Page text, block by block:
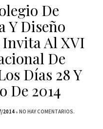
De
Y Diseño
Al XVI
De
Días 28 Y
De 2014
2014 NO HAY COMENTARIOS.